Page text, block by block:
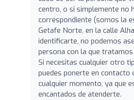
centro, o si simplemente no
correspondiente (somos la
Getafe Norte, en la calle
identificarte, no podemos
persona con la que tratamos
Si necesitas cualquier otro
puedes ponerte en contacto
cualquier momento, ya que
encantados de atenderte.